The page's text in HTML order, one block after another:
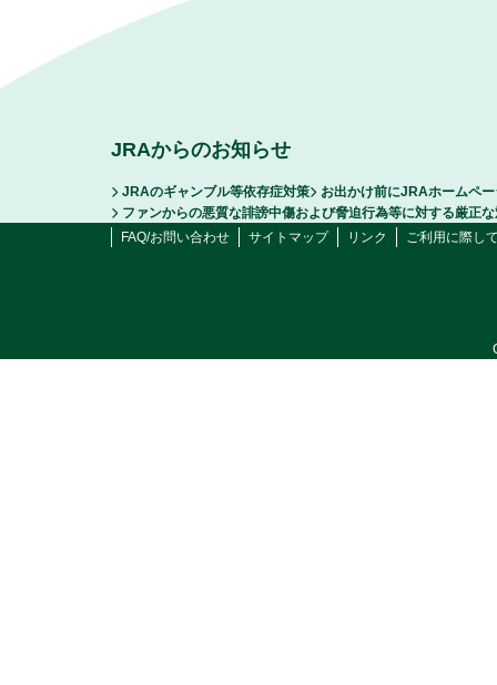
JRAからのお知らせ
JRAのギャンブル等依存症対策
お出かけ前にJRAホームペ
ファンからの悪質な誹謗中傷および脅迫行為等に対する厳正
FAQ/お問い合わせ
サイトマップ リンク ご利用に際し